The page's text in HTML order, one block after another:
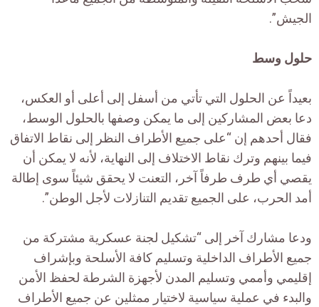
الجيش”.
حلول وسط
بعيداً عن الحلول التي تأتي من أسفل إلى أعلى أو العكس،
دعا بعض المشاركين إلى ما يمكن وصفها بالحلول الوسط،
فقال أحدهم إن “على جميع الأطراف النظر إلى نقاط الاتفاق
فيما بينهم وترك نقاط الاختلاف إلى النهاية، لأنه لا يمكن أن
يقصي أي طرف طرفاً آخر، التعنت لا يحقق شيئاً سوى إطالة
أمد الحرب، على الجميع تقديم التنازلات لأجل الوطن”.
ودعا مشارك آخر إلى “تشكيل لجنة عسكرية مشتركة من
جميع الأطراف الداخلية وتسليم كافة الأسلحة وبإشراف
إقليمي وأممي وتسليم المدن لأجهزة الشرطة لحفظ الأمن
والبدء في عملية سياسية لاختيار ممثلين عن جميع الأطراف